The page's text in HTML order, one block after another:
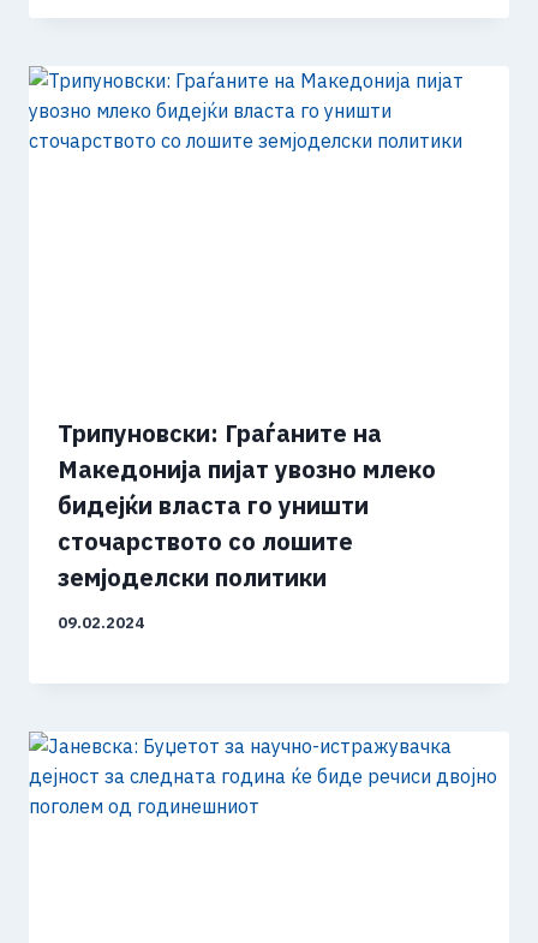
Трипуновски: Граѓаните на
Македонија пијат увозно млеко
бидејќи власта го уништи
сточарството со лошите
земјоделски политики
09.02.2024